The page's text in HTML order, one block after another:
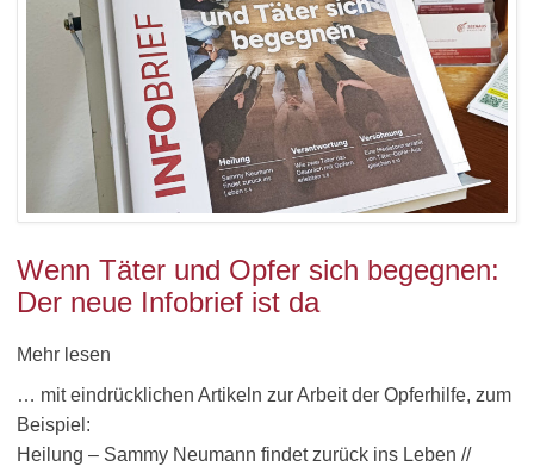
Wenn Täter und Opfer sich begegnen:
Der neue Infobrief ist da
Mehr lesen
… mit eindrücklichen Artikeln zur Arbeit der Opferhilfe, zum
Beispiel:
Heilung – Sammy Neumann findet zurück ins Leben //